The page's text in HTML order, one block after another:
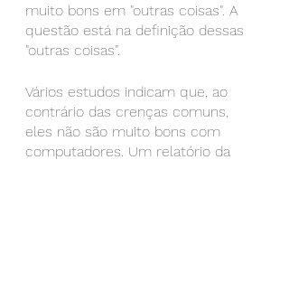
muito bons em "outras coisas". A
questão está na definição dessas
"outras coisas".
Vários estudos indicam que, ao
contrário das crenças comuns,
eles não são muito bons com
computadores. Um relatório da